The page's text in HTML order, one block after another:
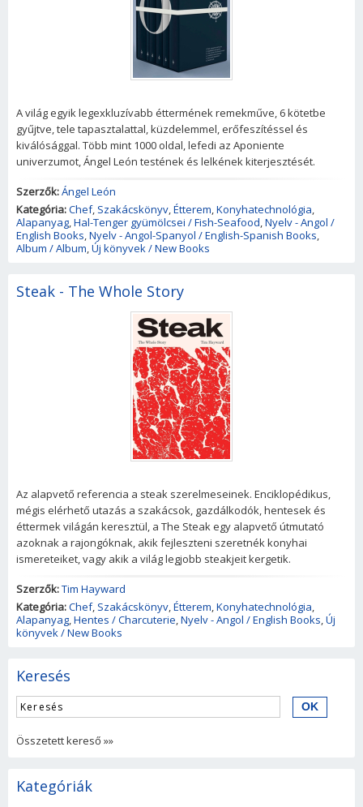
A világ egyik legexkluzívabb éttermének remekműve, 6 kötetbe
gyűjtve, tele tapasztalattal, küzdelemmel, erőfeszítéssel és
kiválósággal. Több mint 1000 oldal, lefedi az Aponiente
univerzumot, Ángel León testének és lelkének kiterjesztését.
Szerzők:Ángel León
Kategória:Chef, Szakácskönyv,Étterem,Konyhatechnológia,
Alapanyag,Hal-Tenger gyümölcsei / Fish-Seafood,Nyelv - Angol /
English Books,Nyelv - Angol-Spanyol / English-Spanish Books,
Album / Album,Új könyvek / New Books
Steak - The Whole Story
Az alapvető referencia a steak szerelmeseinek. Enciklopédikus,
mégis elérhető utazás a szakácsok, gazdálkodók, hentesek és
éttermek világán keresztül, a The Steak egy alapvető útmutató
azoknak a rajongóknak, akik fejleszteni szeretnék konyhai
ismereteiket, vagy akik a világ legjobb steakjeit kergetik.
Szerzők:Tim Hayward
Kategória:Chef, Szakácskönyv,Étterem,Konyhatechnológia,
Alapanyag,Hentes / Charcuterie,Nyelv - Angol / English Books,Új
könyvek / New Books
Keresés
Összetett kereső »»
Kategóriák